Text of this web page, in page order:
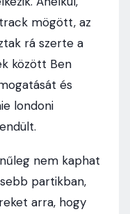
mögött, az
rá szerte a
között Ben
és
londoni
nem kaphat
partikban,
arra, hogy